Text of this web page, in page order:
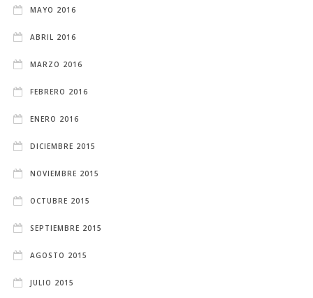
MAYO 2016
ABRIL 2016
MARZO 2016
FEBRERO 2016
ENERO 2016
DICIEMBRE 2015
NOVIEMBRE 2015
OCTUBRE 2015
SEPTIEMBRE 2015
AGOSTO 2015
JULIO 2015